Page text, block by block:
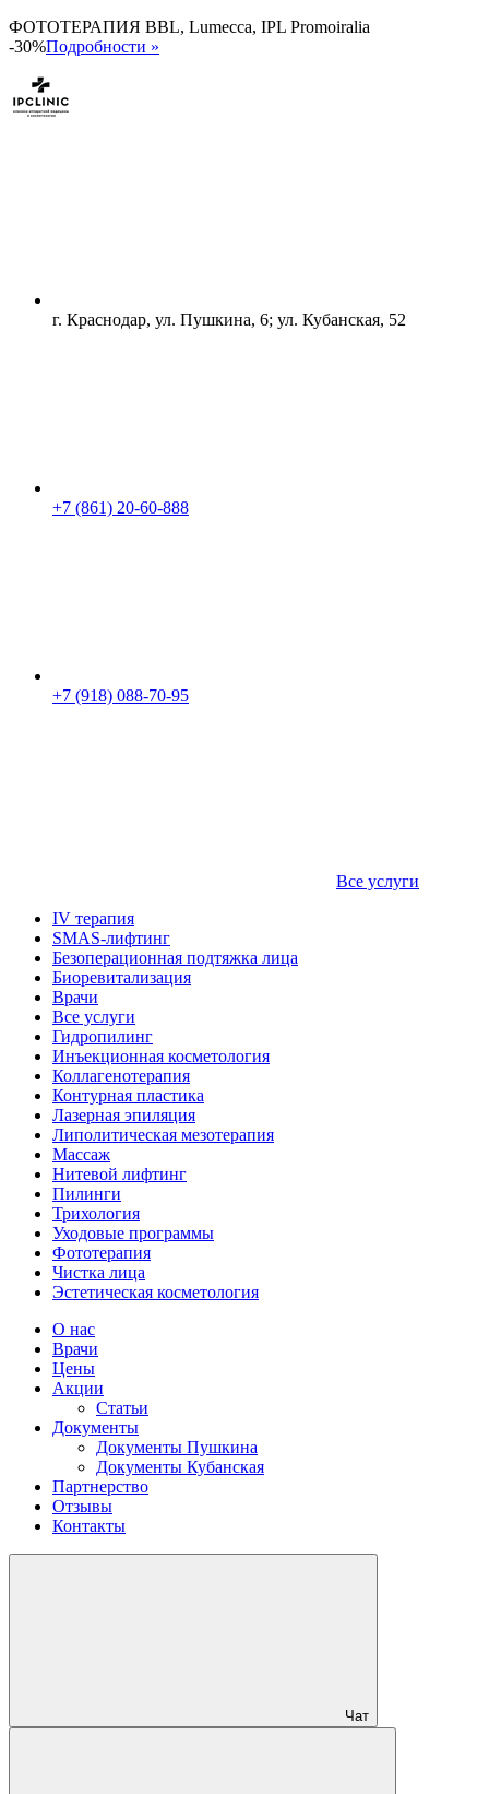
ФОТОТЕРАПИЯ BBL, Lumecca, IPL Promoiralia
-30%Подробности »
г. Краснодар, ул. Пушкина, 6; ул. Кубанская, 52
+7 (861) 20-60-888
+7 (918) 088-70-95
Все услуги
IV терапия
SMAS-лифтинг
Безоперационная подтяжка лица
Биоревитализация
Врачи
Все услуги
Гидропилинг
Инъекционная косметология
Коллагенотерапия
Контурная пластика
Лазерная эпиляция
Липолитическая мезотерапия
Массаж
Нитевой лифтинг
Пилинги
Трихология
Уходовые программы
Фототерапия
Чистка лица
Эстетическая косметология
О нас
Врачи
Цены
Акции
Статьи
Документы
Документы Пушкина
Документы Кубанская
Партнерство
Отзывы
Контакты
Чат